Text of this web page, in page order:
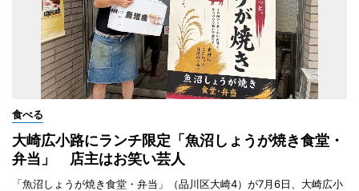
食べる
大崎広小路にランチ限定「魚沼しょうが焼き食堂・
弁当」 店主はお笑い芸人
「魚沼しょうが焼き食堂・弁当」（品川区大崎4）が7月6日、大崎広小